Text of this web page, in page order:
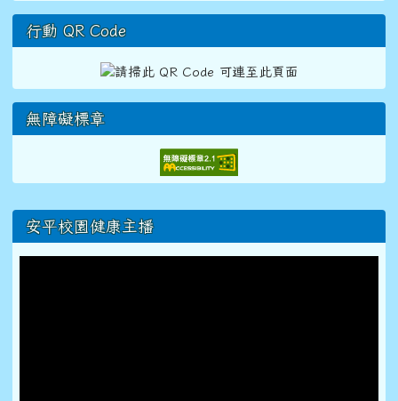
行動 QR Code
無障礙標章
右邊區域內容
安平校園健康主播